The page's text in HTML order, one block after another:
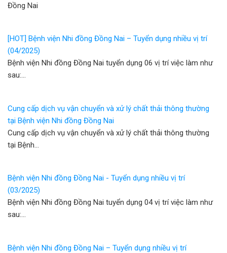
Đồng Nai
[HOT] Bệnh viện Nhi đồng Đồng Nai – Tuyển dụng nhiều vị trí
(04/2025)
Bệnh viện Nhi đồng Đồng Nai tuyển dụng 06 vị trí việc làm như
sau:…
Cung cấp dịch vụ vận chuyển và xử lý chất thải thông thường
tại Bệnh viện Nhi đồng Đồng Nai
Cung cấp dịch vụ vận chuyển và xử lý chất thải thông thường
tại Bệnh…
Bệnh viện Nhi đồng Đồng Nai - Tuyển dụng nhiều vị trí
(03/2025)
Bệnh viện Nhi đồng Đồng Nai tuyển dụng 04 vị trí việc làm như
sau:…
Bệnh viện Nhi đồng Đồng Nai – Tuyển dụng nhiều vị trí